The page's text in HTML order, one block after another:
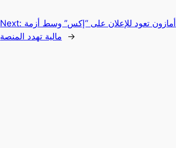
Next: أمازون تعود للإعلان على “إكس” وسط أزمة
مالية تهدد المنصة
→